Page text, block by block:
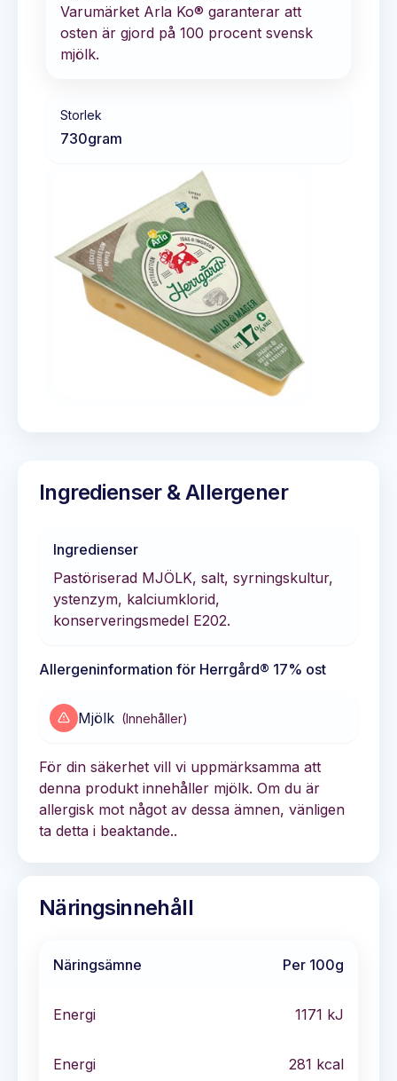
Varumärket Arla Ko® garanterar att
osten är gjord på 100 procent svensk
mjölk.
Storlek
730gram
Ingredienser & Allergener
Ingredienser
Pastöriserad MJÖLK, salt, syrningskultur,
ystenzym, kalciumklorid,
konserveringsmedel E202.
Allergeninformation för Herrgård® 17% ost
Mjölk (Innehåller)
För din säkerhet vill vi uppmärksamma att
denna produkt innehåller mjölk. Om du är
allergisk mot något av dessa ämnen, vänligen
ta detta i beaktande..
Näringsinnehåll
Näringsämne Per 100g
Energi 1171 kJ
Energi 281 kcal